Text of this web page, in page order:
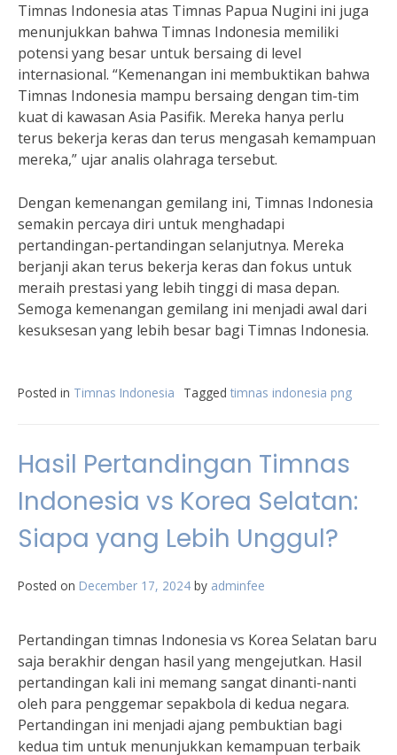
Timnas Indonesia atas Timnas Papua Nugini ini juga
menunjukkan bahwa Timnas Indonesia memiliki
potensi yang besar untuk bersaing di level
internasional. “Kemenangan ini membuktikan bahwa
Timnas Indonesia mampu bersaing dengan tim-tim
kuat di kawasan Asia Pasifik. Mereka hanya perlu
terus bekerja keras dan terus mengasah kemampuan
mereka,” ujar analis olahraga tersebut.
Dengan kemenangan gemilang ini, Timnas Indonesia
semakin percaya diri untuk menghadapi
pertandingan-pertandingan selanjutnya. Mereka
berjanji akan terus bekerja keras dan fokus untuk
meraih prestasi yang lebih tinggi di masa depan.
Semoga kemenangan gemilang ini menjadi awal dari
kesuksesan yang lebih besar bagi Timnas Indonesia.
Posted in Timnas Indonesia Tagged timnas indonesia png
Hasil Pertandingan Timnas
Indonesia vs Korea Selatan:
Siapa yang Lebih Unggul?
Posted on December 17, 2024 by adminfee
Pertandingan timnas Indonesia vs Korea Selatan baru
saja berakhir dengan hasil yang mengejutkan. Hasil
pertandingan kali ini memang sangat dinanti-nanti
oleh para penggemar sepakbola di kedua negara.
Pertandingan ini menjadi ajang pembuktian bagi
kedua tim untuk menunjukkan kemampuan terbaik